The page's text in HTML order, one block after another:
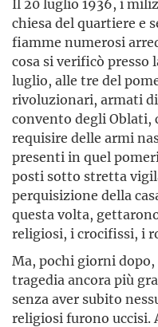
chiesa del quartiere e
fiamme numerosi
cosa si verificò presso
luglio, alle tre del
rivoluzionari, armati
convento degli Oblati,
requisire delle armi
presenti in quel
posti sotto stretta
perquisizione della
questa volta,
religiosi, i crocifissi, i
Ma, pochi giorni
tragedia ancora più
senza aver subito
religiosi furono uccisi.